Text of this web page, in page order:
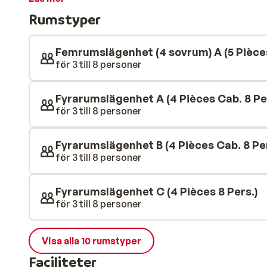
möblerade och har ett fullt utrustat kök, ett
över det omgivande området. Dessutom finns här
ett fint gym. Bra att veta: 1 parkeringsplats i garaget
Rumstyper
Femrumslägenhet (4 sovrum) A (5
för 3 till 8 personer
Fyrarumslägenhet A (4 Pièces Cab. 8
för 3 till 8 personer
Fyrarumslägenhet B (4 Pièces Cab. 8
för 3 till 8 personer
Fyrarumslägenhet C (4 Pièces 8 Pers.)
för 3 till 8 personer
Visa alla 10 rumstyper
Faciliteter